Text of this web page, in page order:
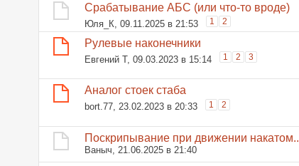
Срабатывание АБС (или что-то вроде)
Юля_К , 09.11.2025 в 21:53 1 2
Рулевые наконечники
Евгений Т, 09.03.2023 в 15:14 1 2 3
Аналог стоек стаба
bort.77, 23.02.2023 в 20:33 1 2
Поскрипывание при движении накатом..
Ваныч , 21.06.2025 в 21:40